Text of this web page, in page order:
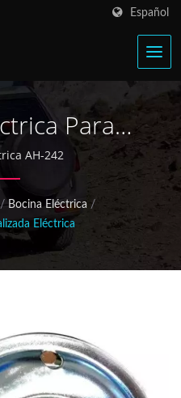
Español
Para
AH-242
/ Bocina Eléctrica /
Eléctrica